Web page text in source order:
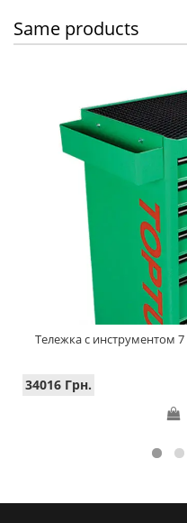
Same products
Тележка с инструментом 7
34016 Грн.